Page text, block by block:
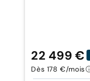
22 499 €
Dès 178 €/mois